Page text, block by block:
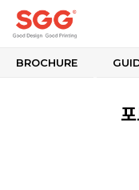
BROCHURE